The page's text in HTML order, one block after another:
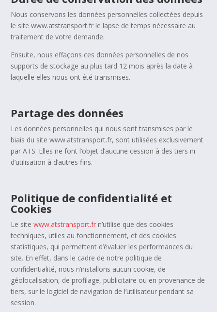
Nous conservons les données personnelles collectées depuis
le site www.atstransport.fr le lapse de temps nécessaire au
traitement de votre demande.
Ensuite, nous effaçons ces données personnelles de nos
supports de stockage au plus tard 12 mois après la date à
laquelle elles nous ont été transmises.
Partage des données
Les données personnelles qui nous sont transmises par le
biais du site www.atstransport.fr, sont utilisées exclusivement
par ATS. Elles ne font l’objet d’aucune cession à des tiers ni
d’utilisation à d’autres fins.
Politique de confidentialité et
Cookies
Le sitewww.atstransport.fr n’utilise que des cookies
techniques, utiles au fonctionnement, et des cookies
statistiques, qui permettent d’évaluer les performances du
site. En effet, dans le cadre de notre politique de
confidentialité, nous n’installons aucun cookie, de
géolocalisation, de profilage, publicitaire ou en provenance de
tiers, sur le logiciel de navigation de l’utilisateur pendant sa
session.